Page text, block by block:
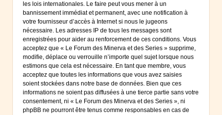
les lois internationales. Le faire peut vous mener à un
bannissement immédiat et permanent, avec une notification à
votre fournisseur d’accès à Internet si nous le jugeons
nécessaire. Les adresses IP de tous les messages sont
enregistrées pour aider au renforcement de ces conditions. Vous
acceptez que « Le Forum des Minerva et des Series » supprime,
modifie, déplace ou verrouille n’importe quel sujet lorsque nous
estimons que cela est nécessaire. En tant que membre, vous
acceptez que toutes les informations que vous avez saisies
soient stockées dans notre base de données. Bien que ces
informations ne soient pas diffusées à une tierce partie sans votre
consentement, ni « Le Forum des Minerva et des Series », ni
phpBB ne pourront être tenus comme responsables en cas de